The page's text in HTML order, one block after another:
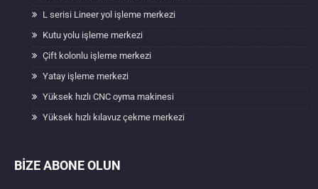
L serisi Lineer yol işleme merkezi
Kutu yolu işleme merkezi
Çift kolonlu işleme merkezi
Yatay işleme merkezi
Yüksek hızlı CNC oyma makinesi
Yüksek hızlı kılavuz çekme merkezi
BIZE ABONE OLUN